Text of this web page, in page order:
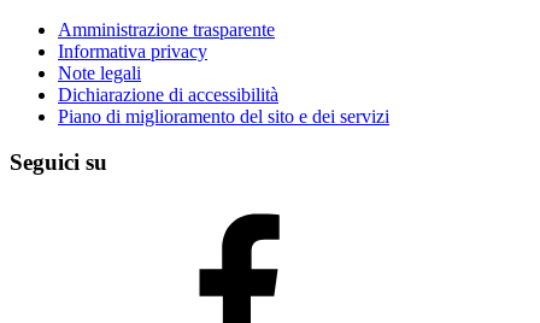
Amministrazione trasparente
Informativa privacy
Note legali
Dichiarazione di accessibilità
Piano di miglioramento del sito e dei servizi
Seguici su